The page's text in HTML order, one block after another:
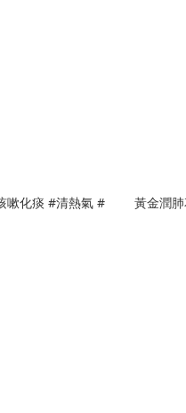
嗽化痰 #清熱氣 #
黃金潤